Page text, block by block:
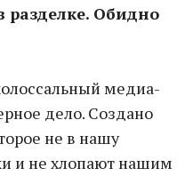
разделке. Обидно
медиа-
дело. Создано
не в нашу
и не хлопают нашим